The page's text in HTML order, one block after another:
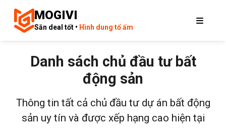
MOGIVI
Săn deal tốt • Hình dung tổ ấm
Danh sách chủ đầu tư bất
động sản
Thông tin tất cả chủ đầu tư dự án bất động
sản uy tín và được xếp hạng cao hiện tại